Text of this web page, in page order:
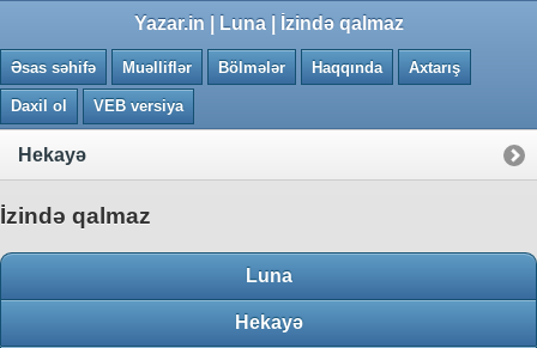
Yazar.in | Luna | İzində qalmaz
Əsas səhifə Muəlliflər Bölmələr Haqqında Axtarış
Daxil ol VEB versiya
Hekayə
İzində qalmaz
Luna
Hekayə